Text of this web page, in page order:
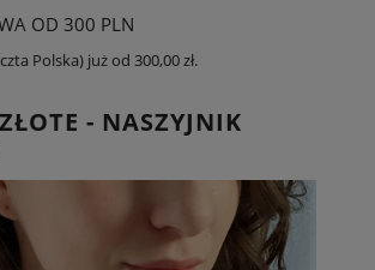
OD 300 PLN
Polska) już od 300,00 zł.
- NASZYJNIK